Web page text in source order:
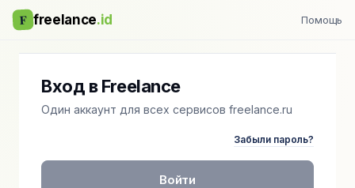
F freelance.id Помощь
Вход в Freelance
Один аккаунт для всех сервисов freelance.ru
Забыли пароль?
Войти